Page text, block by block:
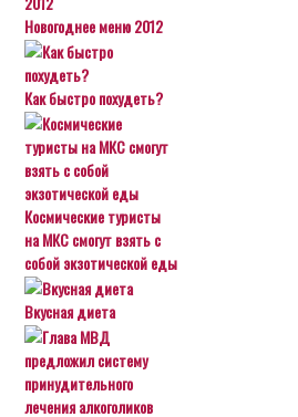
Новогоднее меню 2012
Как быстро похудеть?
Космические туристы
на МКС смогут взять с
собой экзотической еды
Вкусная диета